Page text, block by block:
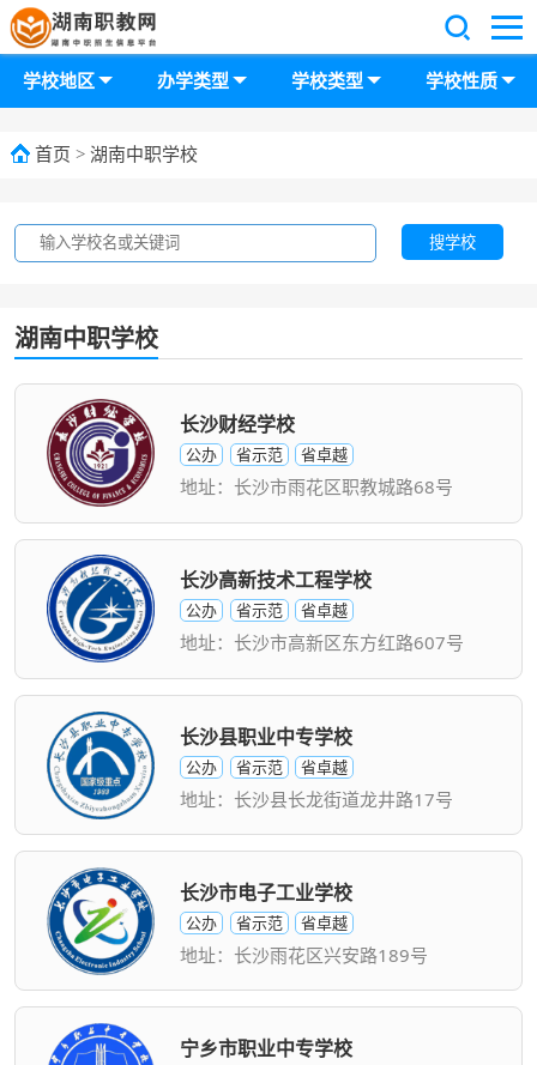
首页 > 湖南中职学校
学校地区 办学类型 学校类型 学校性质
搜学校
湖南中职学校
长沙财经学校
公办 省示范 省卓越
地址：长沙市雨花区职教城路68号
长沙高新技术工程学校
公办 省示范 省卓越
地址：长沙市高新区东方红路607号
长沙县职业中专学校
公办 省示范 省卓越
地址：长沙县长龙街道龙井路17号
长沙市电子工业学校
公办 省示范 省卓越
地址：长沙雨花区兴安路189号
宁乡市职业中专学校